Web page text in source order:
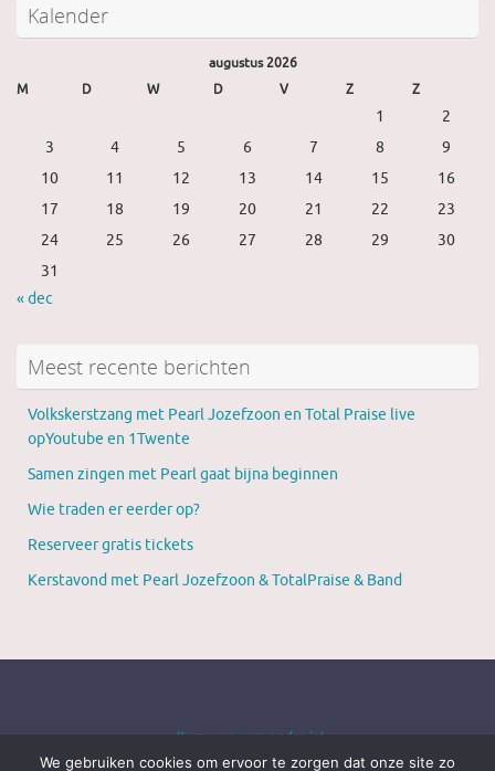
Kalender
augustus 2026
M
D W D V Z Z
1
2
3
4 5 6 7 8
9
10
11 12 13 14 15
16
17
18 19 20 21 22
23
24
25 26 27 28 29
30
31
« dec
Meest recente berichten
Volkskerstzang met Pearl Jozefzoon en Total Praise live
opYoutube en 1Twente
Samen zingen met Pearl gaat bijna beginnen
Wie traden er eerder op?
Reserveer gratis tickets
Kerstavond met Pearl Jozefzoon & TotalPraise & Band
Kom ... en verwonder je!
We gebruiken cookies om ervoor te zorgen dat onze site zo